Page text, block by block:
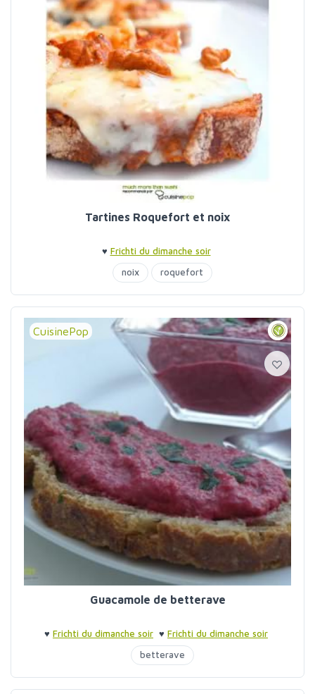
Tartines Roquefort et noix
♥ Frichti du dimanche soir
noix
roquefort
CuisinePop
Guacamole de betterave
♥ Frichti du dimanche soir ♥ Frichti du dimanche soir
betterave